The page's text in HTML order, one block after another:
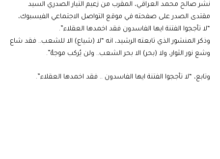
نشر صالح محمد العراقي، المقرب من زعيم التيار الصدري السيد
مقتدى الصدر على صفحته في موقع التواصل الاجتماعي الفيسبوك،
“لا تأججوا الفتنة ايها الفاسدون فقد اخمدها العقلاء”.
وذكر المنشور الذي تابعته الرشيد، انه “لا (شياع) الا للشعب.. فقد شاع
وشع نور الثوار، ولا (بحر) الا بحر الشعب.. ولن يُركب موجهُ”.
وتابع، “لا تأججوا الفتنة ايها الفاسدون .. فقد اخمدها العقلاء”.